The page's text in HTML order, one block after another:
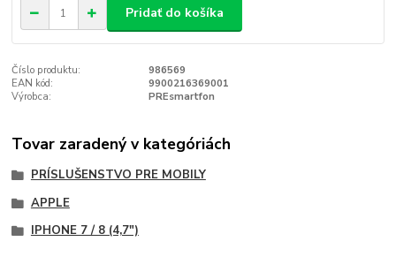
Pridať do košíka
Číslo produktu:
986569
EAN kód:
9900216369001
Výrobca:
PREsmartfon
Tovar zaradený v kategóriách
PRÍSLUŠENSTVO PRE MOBILY
APPLE
IPHONE 7 / 8 (4,7")